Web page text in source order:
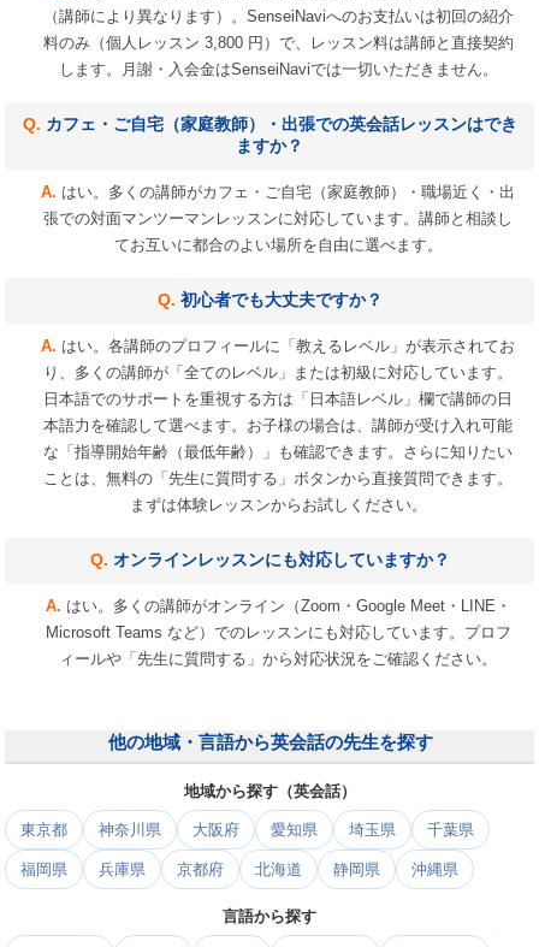
（講師により異なります）。SenseiNaviへのお支払いは初回の紹介
料のみ（個人レッスン 3,800 円）で、レッスン料は講師と直接契約
します。月謝・入会金はSenseiNaviでは一切いただきません。
カフェ・ご自宅（家庭教師）・出張での英会話レッスンはでき
ますか？
はい。多くの講師がカフェ・ご自宅（家庭教師）・職場近く・出
張での対面マンツーマンレッスンに対応しています。講師と相談し
てお互いに都合のよい場所を自由に選べます。
初心者でも大丈夫ですか？
はい。各講師のプロフィールに「教えるレベル」が表示されてお
り、多くの講師が「全てのレベル」または初級に対応しています。
日本語でのサポートを重視する方は「日本語レベル」欄で講師の日
本語力を確認して選べます。お子様の場合は、講師が受け入れ可能
な「指導開始年齢（最低年齢）」も確認できます。さらに知りたい
ことは、無料の「先生に質問する」ボタンから直接質問できます。
まずは体験レッスンからお試しください。
オンラインレッスンにも対応していますか？
はい。多くの講師がオンライン（Zoom・Google Meet・LINE・
Microsoft Teams など）でのレッスンにも対応しています。プロフ
ィールや「先生に質問する」から対応状況をご確認ください。
他の地域・言語から英会話の先生を探す
地域から探す（英会話）
東京都 神奈川県 大阪府 愛知県 埼玉県 千葉県
福岡県 兵庫県 京都府 北海道 静岡県 沖縄県
言語から探す